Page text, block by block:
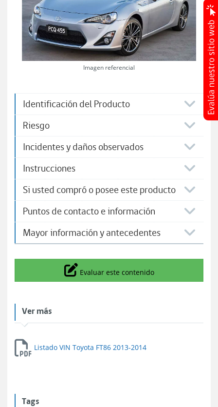
Imagen referencial
Identificación del Producto
Riesgo
Incidentes y daños observados
Instrucciones
Si usted compró o posee este producto
Puntos de contacto e información
Mayor información y antecedentes
Icono
Evaluar este contenido
Ver más
Listado VIN Toyota FT86 2013-2014
Tags